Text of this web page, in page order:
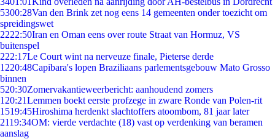
5300:28Van den Brink zet nog eens 14 gemeenten onder toezicht om
spreidingswet
2222:50Iran en Oman eens over route Straat van Hormuz, VS
buitenspel
222:17Le Court wint na nerveuze finale, Pieterse derde
1220:48Capibara's lopen Braziliaans parlementsgebouw Mato Grosso
binnen
520:30Zomervakantieweerbericht: aanhoudend zomers
1 20:21Lemmen boekt eerste profzege in zware Ronde van Polen-rit
1519:45Hiroshima herdenkt slachtoffers atoombom, 81 jaar later
2119:34OM: vierde verdachte (18) vast op verdenking van beramen
aanslag